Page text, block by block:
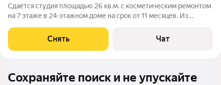
Сдаётся студия площадью 26 кв.м. с косметическим ремонтом
на 7 этаже в 24-этажном доме на срок от 11 месяцев. Из
Микроволновка Дом - монолитный, окна выходят во двор. Есть
консьерж. В подъезде
Снять Чат
Сохраняйте поиск и не упускайте